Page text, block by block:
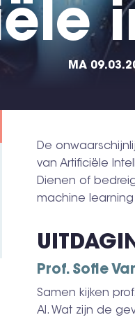
MA
De
van Artificiële
Dienen of
machine
Prof. Sofie
Samen kijken
AI. Wat zijn de